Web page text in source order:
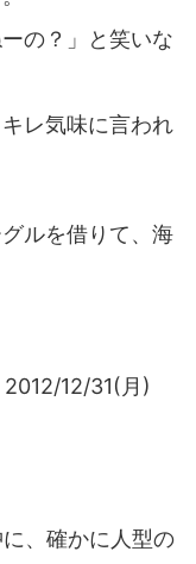
の？」と笑いな
レ気味に言われ
ルを借りて、海
12/31(月)
、確かに人型の